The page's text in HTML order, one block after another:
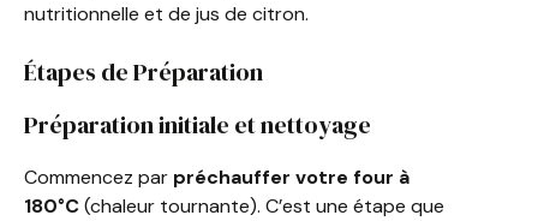
nutritionnelle et de jus de citron.
Étapes de Préparation
Préparation initiale et nettoyage
Commencez par préchauffer votre four à
180°C(chaleur tournante). C’est une étape que